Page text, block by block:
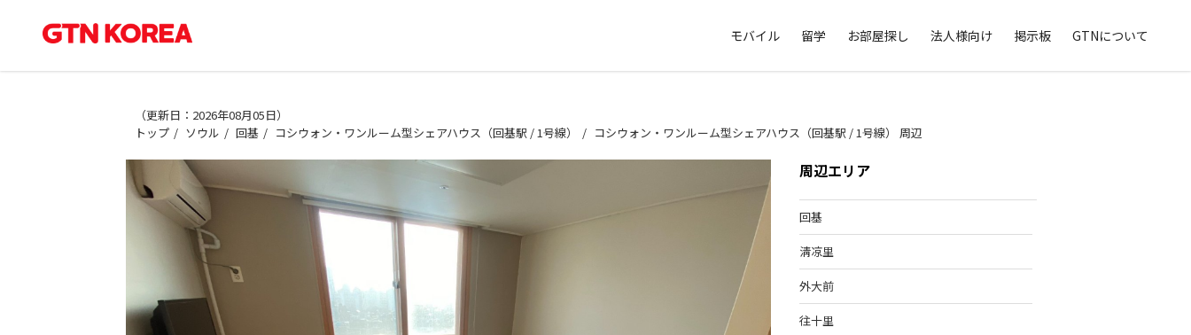
モバイル 留学 お部屋探し 法人様向け 掲示板 GTNについて
（更新日：2026年08月05日）
トップ
ソウル 回基 コシウォン・ワンルーム型シェアハウス（回基駅 / 1号線） コシウォン・ワンルーム型シェアハウス（回基駅 / 1号線） 周辺
周辺エリア
回基
淸凉里
外大前
往十里